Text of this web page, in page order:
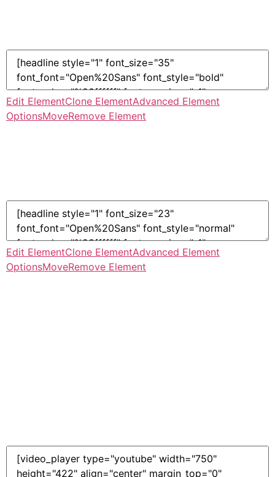
Edit ElementClone ElementAdvanced Element
OptionsMoveRemove Element
Edit ElementClone ElementAdvanced Element
OptionsMoveRemove Element